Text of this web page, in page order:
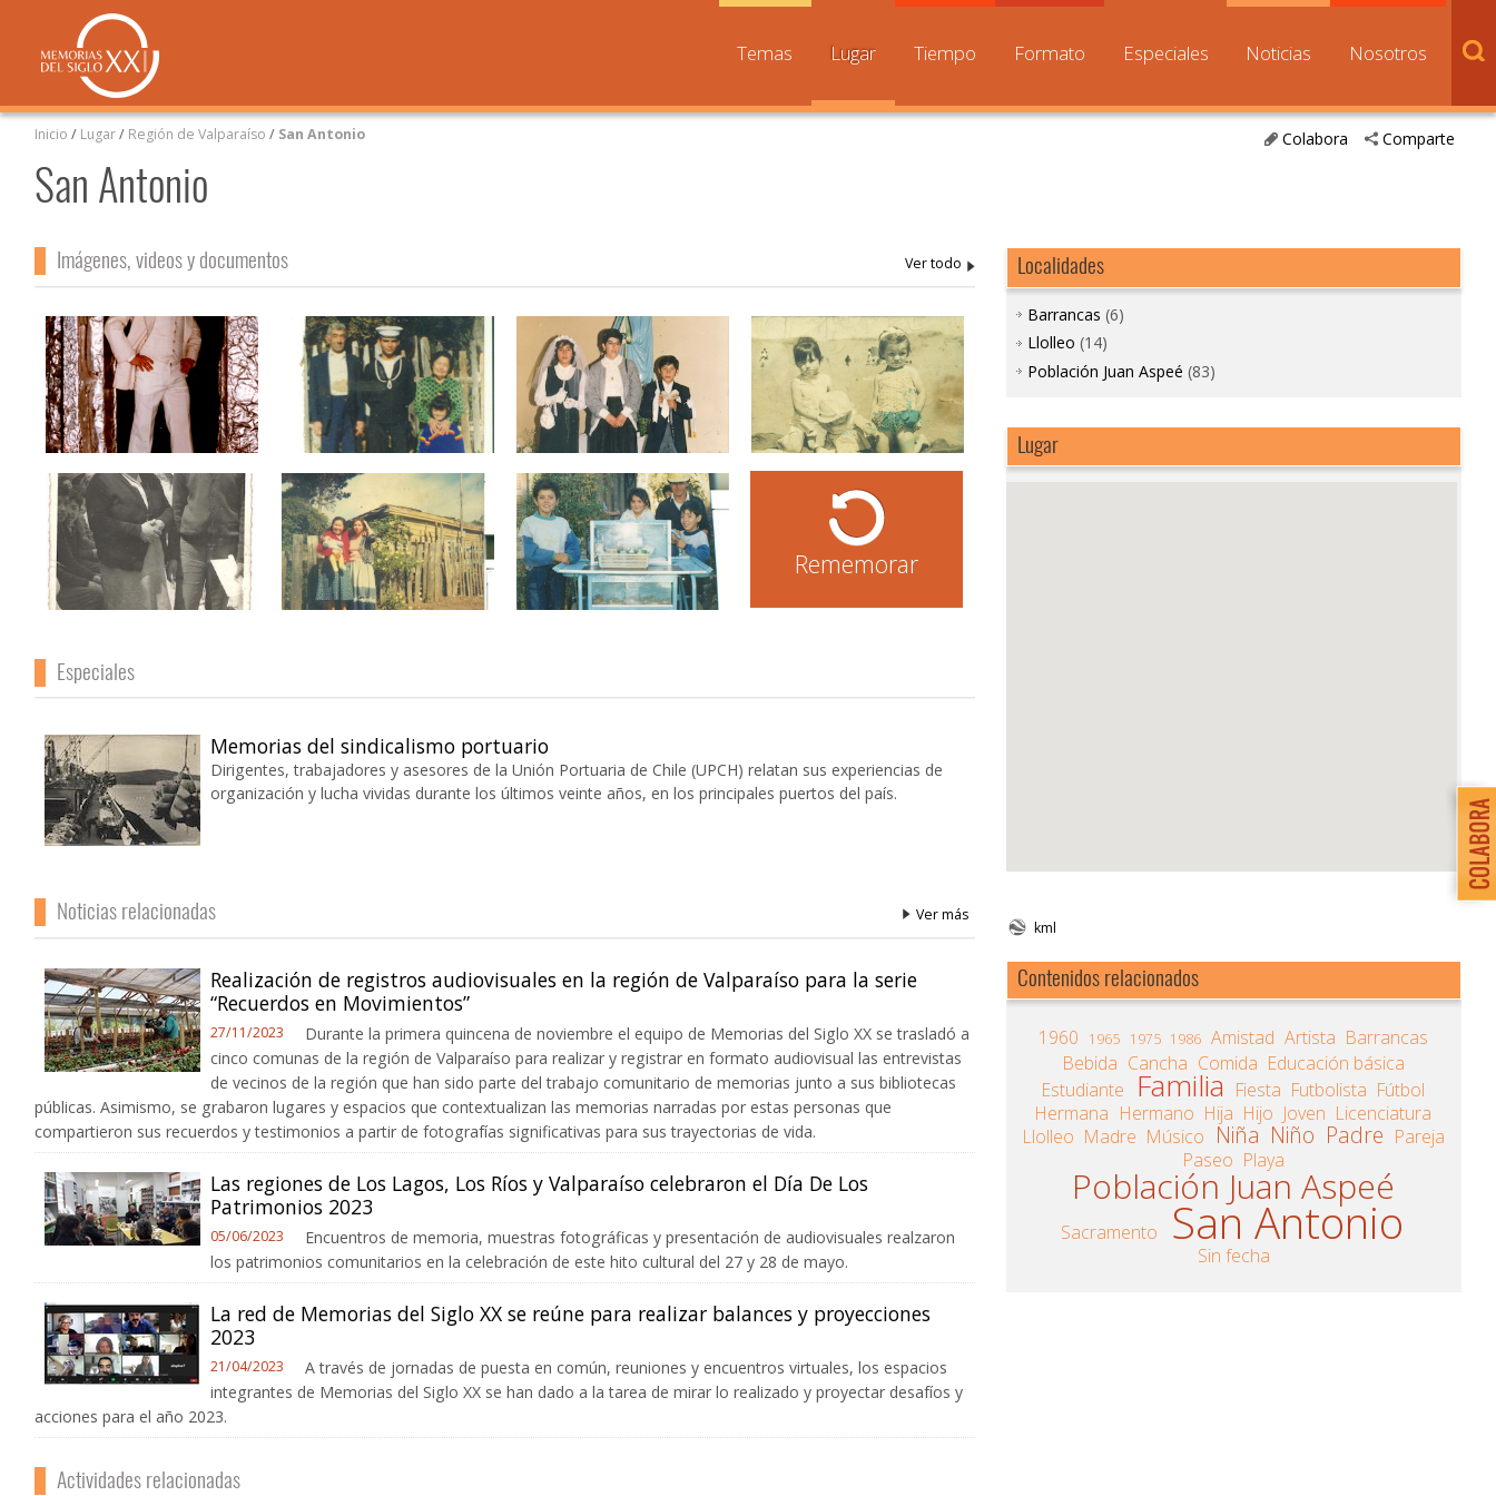
Temas Lugar Tiempo Formato Especiales Noticias Nosotros
Comparte
Colabora
Inicio / Lugar/ Región de Valparaíso / San Antonio
San Antonio
Imágenes, videos y documentos
Rememorar
Especiales
Memorias del sindicalismo portuario
Dirigentes, trabajadores y asesores de la Unión Portuaria de Chile (UPCH) relatan sus experiencias de
organización y lucha vividas durante los últimos veinte años, en los principales puertos del país.
Noticias relacionadas Ver más
Realización de registros audiovisuales en la región de Valparaíso para la serie
“Recuerdos en Movimientos”
27/11/2023
Durante la primera quincena de noviembre el equipo de Memorias del Siglo XX se trasladó a
cinco comunas de la región de Valparaíso para realizar y registrar en formato audiovisual las entrevistas
de vecinos de la región que han sido parte del trabajo comunitario de memorias junto a sus bibliotecas
públicas. Asimismo, se grabaron lugares y espacios que contextualizan las memorias narradas por estas personas que
compartieron sus recuerdos y testimonios a partir de fotografías significativas para sus trayectorias de vida.
Las regiones de Los Lagos, Los Ríos y Valparaíso celebraron el Día De Los
Patrimonios 2023
05/06/2023
Encuentros de memoria, muestras fotográficas y presentación de audiovisuales realzaron
los patrimonios comunitarios en la celebración de este hito cultural del 27 y 28 de mayo.
La red de Memorias del Siglo XX se reúne para realizar balances y proyecciones
2023
21/04/2023
A través de jornadas de puesta en común, reuniones y encuentros virtuales, los espacios
integrantes de Memorias del Siglo XX se han dado a la tarea de mirar lo realizado y proyectar desafíos y
acciones para el año 2023.
Actividades relacionadas
Localidades
Barrancas (6)
Llolleo (14)
Población Juan Aspeé (83)
Lugar
kml
Contenidos relacionados
1960 1965 1975 1986 Amistad Artista Barrancas
Bebida Cancha Comida Educación básica
Estudiante
Familia Fiesta Futbolista Fútbol
Hermana Hermano Hija Hijo Joven Licenciatura
Llolleo Madre Músico Niña Niño Padre Pareja
Paseo Playa
Población Juan Aspeé
Sacramento San Antonio
Sin fecha